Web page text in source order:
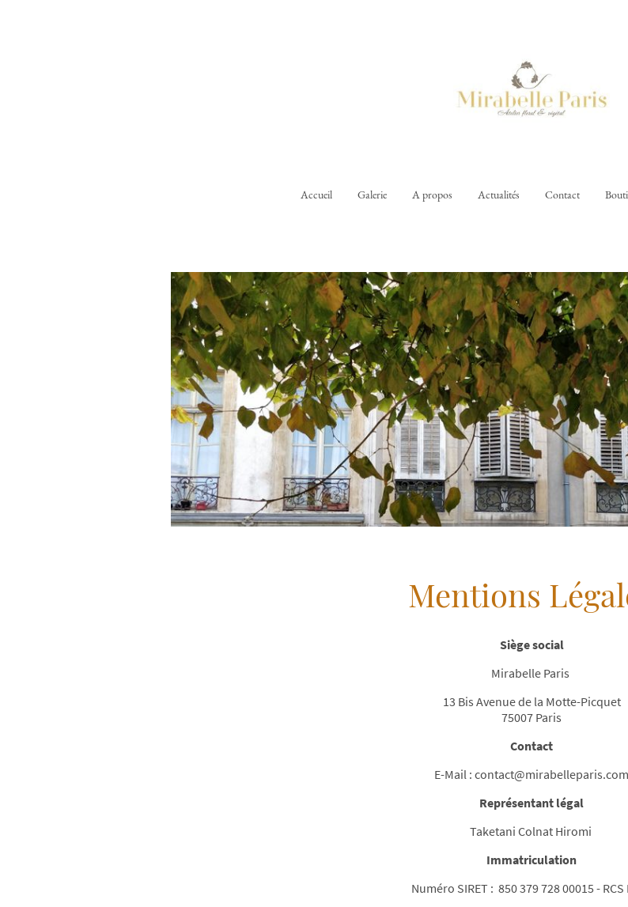
Accueil Galerie A propos Actualités Contact
Mentions
Siège social
Mirabelle Paris
13 Bis Avenue de la Motte-Picquet
75007 Paris
Contact
E-Mail : contact@mirabelleparis.com
Représentant légal
Taketani Colnat Hiromi
Immatriculation
Numéro SIRET : 850 379 728 00015 - RCS